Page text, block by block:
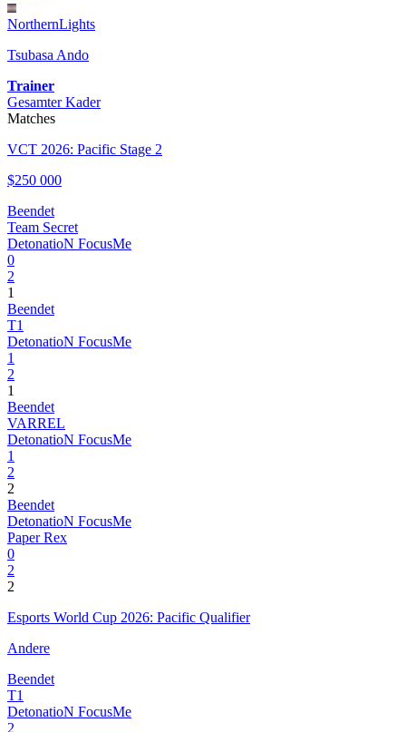
NorthernLights
Tsubasa Ando
Trainer
Gesamter Kader
Matches
VCT 2026: Pacific Stage 2
$250 000
Beendet
Team Secret
DetonatioN FocusMe
0
2
1
Beendet
T1
DetonatioN FocusMe
1
2
1
Beendet
VARREL
DetonatioN FocusMe
1
2
2
Beendet
DetonatioN FocusMe
Paper Rex
0
2
2
Esports World Cup 2026: Pacific Qualifier
Andere
Beendet
T1
DetonatioN FocusMe
2